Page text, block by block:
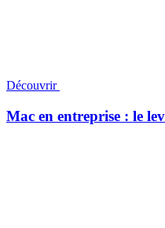
Découvrir
Mac en entreprise : le